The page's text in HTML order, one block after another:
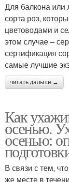
Для балкона
сорта роз,
цветоводами и
этом случае –
сертификация
самые лучшие
читать дальше →
Как
осенью.
осенью:
В связи с тем,
же месте в